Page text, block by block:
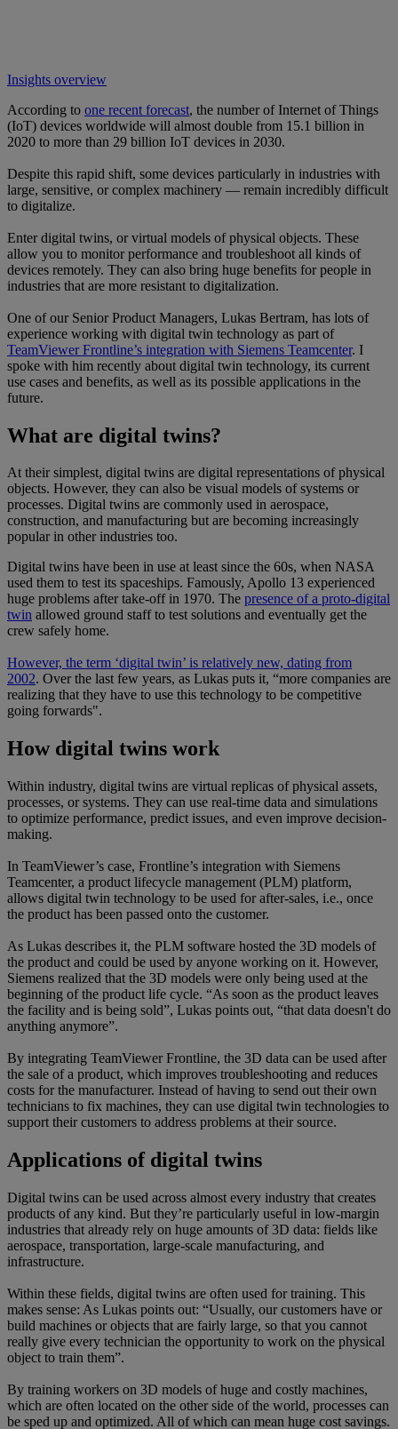
Insights overview
According to one recent forecast, the number of Internet of Things
(IoT) devices worldwide will almost double from 15.1 billion in
2020 to more than 29 billion IoT devices in 2030.
Despite this rapid shift, some devices particularly in industries with
large, sensitive, or complex machinery — remain incredibly difficult
to digitalize.
Enter digital twins, or virtual models of physical objects. These
allow you to monitor performance and troubleshoot all kinds of
devices remotely. They can also bring huge benefits for people in
industries that are more resistant to digitalization.
One of our Senior Product Managers, Lukas Bertram, has lots of
experience working with digital twin technology as part of
TeamViewer Frontline’s integration with Siemens Teamcenter. I
spoke with him recently about digital twin technology, its current
use cases and benefits, as well as its possible applications in the
future.
What are digital twins?
At their simplest, digital twins are digital representations of physical
objects. However, they can also be visual models of systems or
processes. Digital twins are commonly used in aerospace,
construction, and manufacturing but are becoming increasingly
popular in other industries too.
Digital twins have been in use at least since the 60s, when NASA
used them to test its spaceships. Famously, Apollo 13 experienced
huge problems after take-off in 1970. The presence of a proto-digital
twin allowed ground staff to test solutions and eventually get the
crew safely home.
However, the term ‘digital twin’ is relatively new, dating from
2002. Over the last few years, as Lukas puts it, “more companies are
realizing that they have to use this technology to be competitive
going forwards".
How digital twins work
Within industry, digital twins are virtual replicas of physical assets,
processes, or systems. They can use real-time data and simulations
to optimize performance, predict issues, and even improve decision-
making.
In TeamViewer’s case, Frontline’s integration with Siemens
Teamcenter, a product lifecycle management (PLM) platform,
allows digital twin technology to be used for after-sales, i.e., once
the product has been passed onto the customer.
As Lukas describes it, the PLM software hosted the 3D models of
the product and could be used by anyone working on it. However,
Siemens realized that the 3D models were only being used at the
beginning of the product life cycle. “As soon as the product leaves
the facility and is being sold”, Lukas points out, “that data doesn't do
anything anymore”.
By integrating TeamViewer Frontline, the 3D data can be used after
the sale of a product, which improves troubleshooting and reduces
costs for the manufacturer. Instead of having to send out their own
technicians to fix machines, they can use digital twin technologies to
support their customers to address problems at their source.
Applications of digital twins
Digital twins can be used across almost every industry that creates
products of any kind. But they’re particularly useful in low-margin
industries that already rely on huge amounts of 3D data: fields like
aerospace, transportation, large-scale manufacturing, and
infrastructure.
Within these fields, digital twins are often used for training. This
makes sense: As Lukas points out: “Usually, our customers have or
build machines or objects that are fairly large, so that you cannot
really give every technician the opportunity to work on the physical
object to train them”.
By training workers on 3D models of huge and costly machines,
which are often located on the other side of the world, processes can
be sped up and optimized. All of which can mean huge cost savings.